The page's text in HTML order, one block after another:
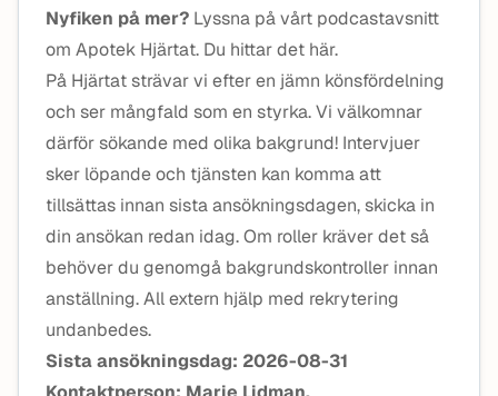
Nyfiken på mer? Lyssna på vårt podcastavsnitt
om Apotek Hjärtat. Du hittar det här.
På Hjärtat strävar vi efter en jämn könsfördelning
och ser mångfald som en styrka. Vi välkomnar
därför sökande med olika bakgrund! Intervjuer
sker löpande och tjänsten kan komma att
tillsättas innan sista ansökningsdagen, skicka in
din ansökan redan idag. Om roller kräver det så
behöver du genomgå bakgrundskontroller innan
anställning. All extern hjälp med rekrytering
undanbedes.
Sista ansökningsdag: 2026-08-31